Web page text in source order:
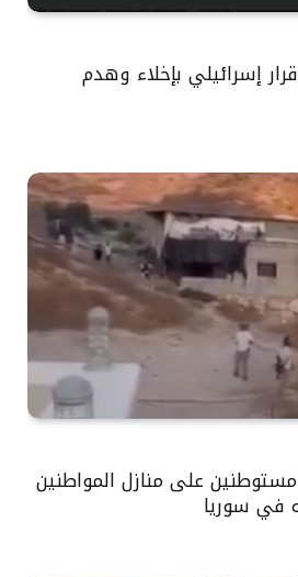
إسرائيلي بإخلاء وهدم
على منازل المواطنين
في سوريا